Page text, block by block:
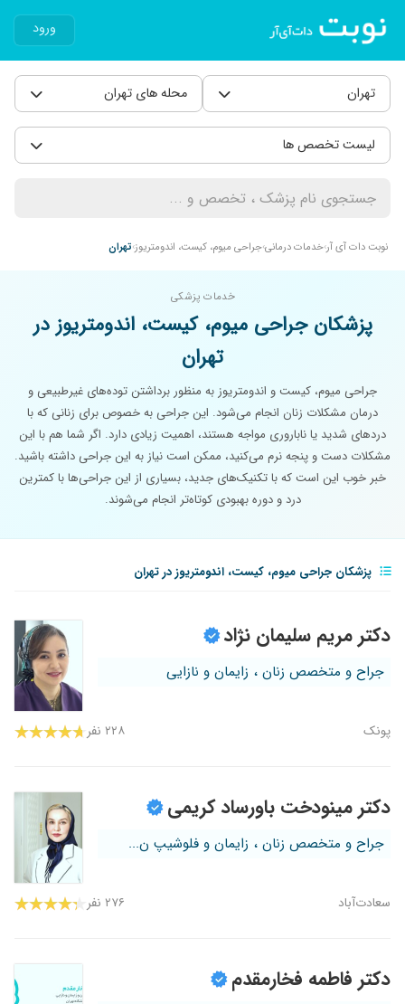
ورود
تهران محله های تهران
لیست تخصص ها
نوبت دات آی آر خدمات درمانیجراحی میوم، کیست، اندومتریوز تهران
خدمات پزشکی
پزشکان جراحی میوم، کیست، اندومتریوز در
تهران
جراحی میوم، کیست و اندومتریوز به منظور برداشتن توده‌های غیرطبیعی و
درمان مشکلات زنان انجام می‌شود. این جراحی به خصوص برای زنانی که با
دردهای شدید یا ناباروری مواجه هستند، اهمیت زیادی دارد. اگر شما هم با این
مشکلات دست و پنجه نرم می‌کنید، ممکن است نیاز به این جراحی داشته باشید.
خبر خوب این است که با تکنیک‌های جدید، بسیاری از این جراحی‌ها با کمترین
درد و دوره بهبودی کوتاه‌تر انجام می‌شوند.
پزشکان جراحی میوم، کیست، اندومتریوز در تهران
دکتر مریم سلیمان نژاد
جراح و متخصص زنان ، زایمان و نازایی
پونک ۲۲۸ نفر
دکتر مینودخت باورساد کریمی
جراح و متخصص زنان ، زایمان و فلوشیپ ن...
سعادت‌آباد ۲۷۶ نفر
دکتر فاطمه فخارمقدم